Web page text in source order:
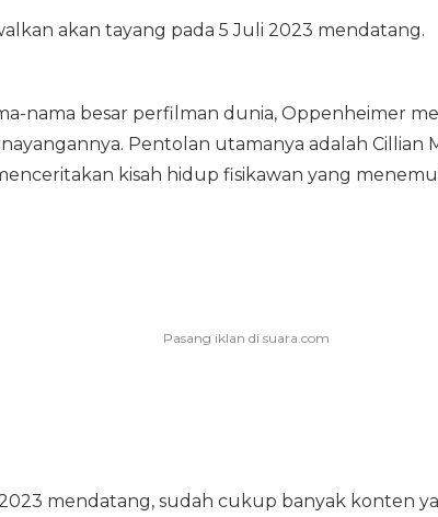
akan tayang pada 5 Juli 2023 mendatang.
nama besar perfilman dunia, Oppenheimer
Pentolan utamanya adalah Cillian
kisah hidup fisikawan yang
mendatang, sudah cukup banyak konten